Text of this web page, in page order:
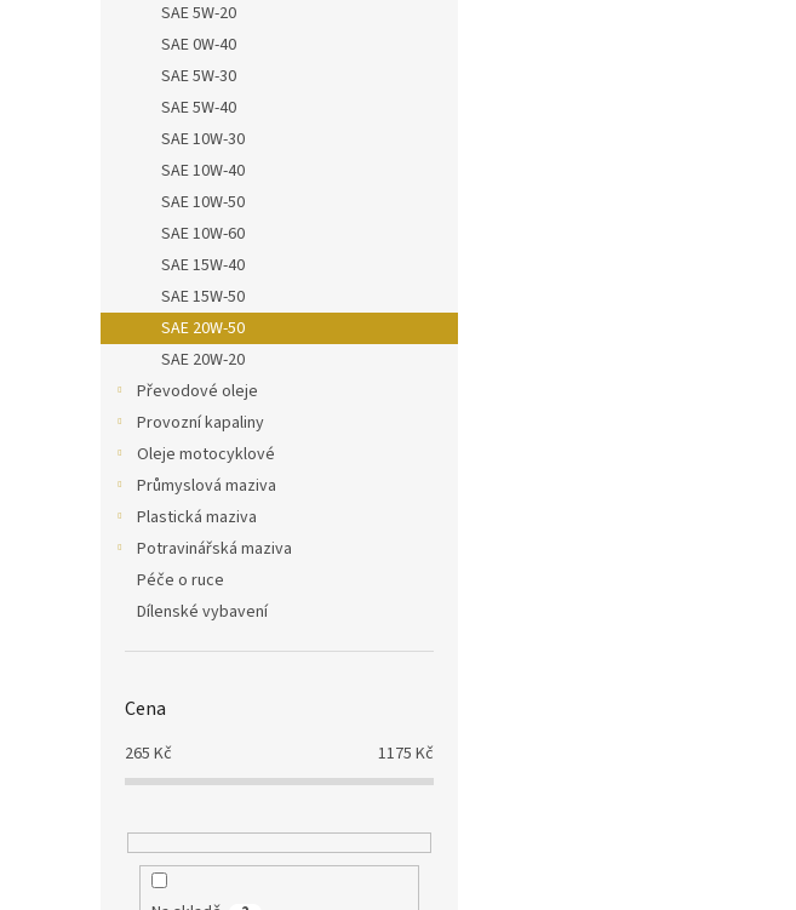
SAE 5W-20
SAE 0W-40
SAE 5W-30
SAE 5W-40
SAE 10W-30
SAE 10W-40
SAE 10W-50
SAE 10W-60
SAE 15W-40
SAE 15W-50
SAE 20W-50
SAE 20W-20
Převodové oleje
Provozní kapaliny
Oleje motocyklové
Průmyslová maziva
Plastická maziva
Potravinářská maziva
Péče o ruce
Dílenské vybavení
Cena
265 Kč 1175 Kč